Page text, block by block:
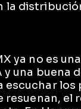
la
ya no es
una buena
escuchar los
el